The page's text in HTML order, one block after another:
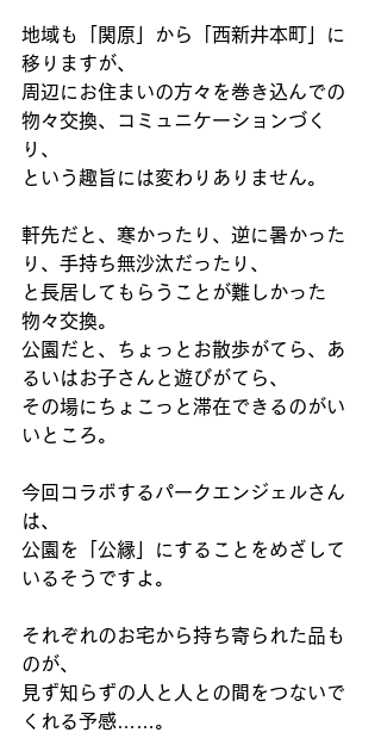
地域も「関原」から「西新井本町」に
移りますが、
周辺にお住まいの方々を巻き込んでの
物々交換、コミュニケーションづく
り、
という趣旨には変わりありません。
軒先だと、寒かったり、逆に暑かった
り、手持ち無沙汰だったり、
と長居してもらうことが難しかった
物々交換。
公園だと、ちょっとお散歩がてら、あ
るいはお子さんと遊びがてら、
その場にちょこっと滞在できるのがい
いところ。
今回コラボするパークエンジェルさん
は、
公園を「公縁」にすることをめざして
いるそうですよ。
それぞれのお宅から持ち寄られた品も
のが、
見ず知らずの人と人との間をつないで
くれる予感……。